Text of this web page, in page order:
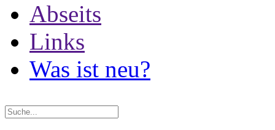
Abseits
Links
Was ist neu?